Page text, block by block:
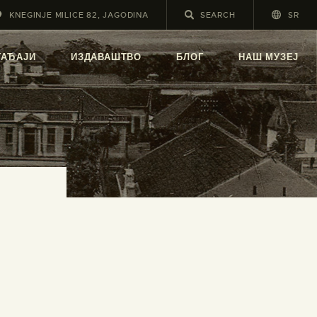
KNEGINJE MILICE 82, JAGODINA SR
ИЗДАВАШТВО БЛОГ НАШ МУЗЕЈ